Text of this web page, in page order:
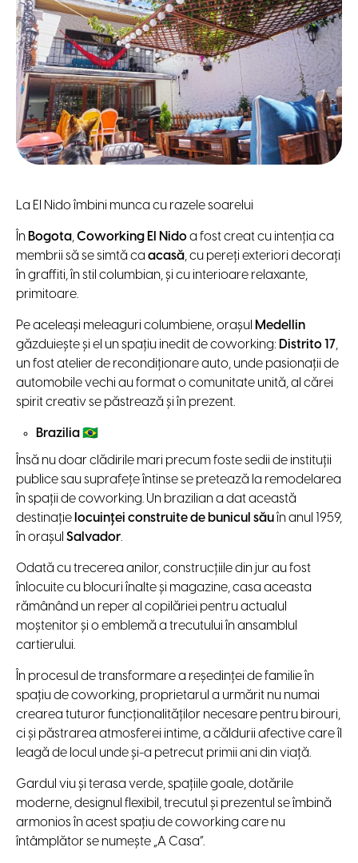
La El Nido îmbini munca cu razele soarelui
În Bogota,Coworking El Nidoa fost creat cu intenția ca
membrii să se simtă ca acasă, cu pereți exteriori decorați
în graffiti, în stil columbian, și cu interioare relaxante,
primitoare.
Pe aceleași meleaguri columbiene, orașul Medellin
găzduiește și el un spațiu inedit de coworking: Distrito 17,
un fost atelier de recondiționare auto, unde pasionații de
automobile vechi au format o comunitate unită, al cărei
spirit creativ se păstrează și în prezent.
Brazilia 🇧🇷
Însă nu doar clădirile mari precum foste sedii de instituții
publice sau suprafețe întinse se pretează la remodelarea
în spații de coworking. Un brazilian a dat această
destinație locuinței construite de bunicul săuîn anul 1959,
în orașul Salvador.
Odată cu trecerea anilor, construcțiile din jur au fost
înlocuite cu blocuri înalte și magazine, casa aceasta
rămânând un reper al copilăriei pentru actualul
moștenitor și o emblemă a trecutului în ansamblul
cartierului.
În procesul de transformare a reședinței de familie în
spațiu de coworking, proprietarul a urmărit nu numai
crearea tuturor funcționalităților necesare pentru birouri,
ci și păstrarea atmosferei intime, a căldurii afective care îl
leagă de locul unde și-a petrecut primii ani din viață.
Gardul viu și terasa verde, spațiile goale, dotările
moderne, designul flexibil, trecutul și prezentul se îmbină
armonios în acest spațiu de coworking care nu
întâmplător se numește „A Casa”.